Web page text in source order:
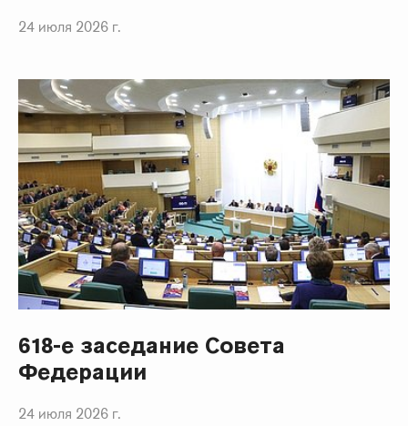
24 июля 2026 г.
618-е заседание Совета
Федерации
24 июля 2026 г.